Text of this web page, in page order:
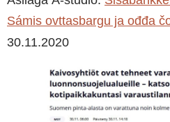
Sámis ovttasbargu ja ođđa
30.11.2020